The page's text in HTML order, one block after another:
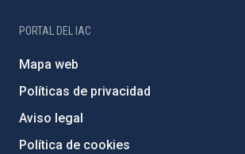
PORTAL DEL IAC
Mapa web
Políticas de privacidad
Aviso legal
Política de cookies